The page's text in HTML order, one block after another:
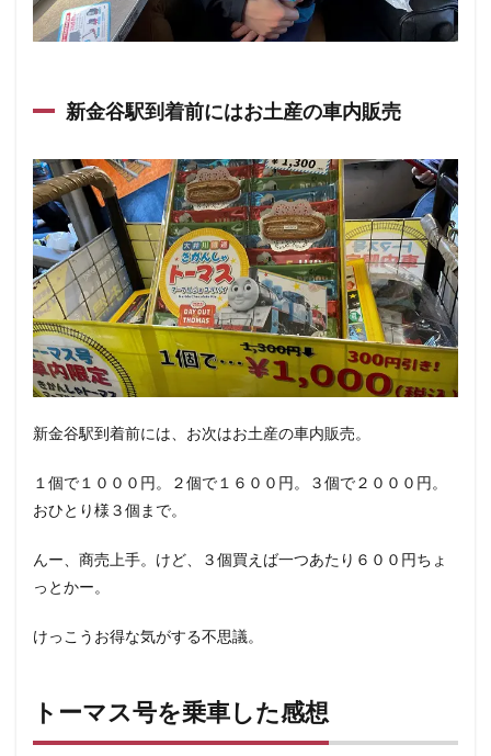
新金谷駅到着前にはお土産の車内販売
新金谷駅到着前には、お次はお土産の車内販売。
１個で１０００円。２個で１６００円。３個で２０００円。
おひとり様３個まで。
んー、商売上手。けど、３個買えば一つあたり６００円ちょ
っとかー。
けっこうお得な気がする不思議。
トーマス号を乗車した感想